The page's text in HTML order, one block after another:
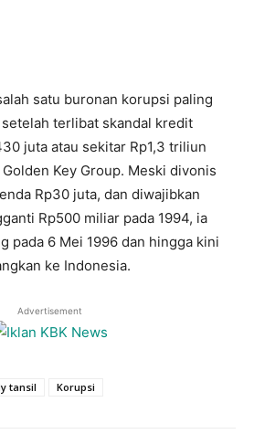
satu buronan korupsi paling
terlibat skandal kredit
juta atau sekitar Rp1,3 triliun
Key Group. Meski divonis
Rp30 juta, dan diwajibkan
Rp500 miliar pada 1994, ia
pada 6 Mei 1996 dan hingga kini
ke Indonesia.
Advertisement
tansil Korupsi